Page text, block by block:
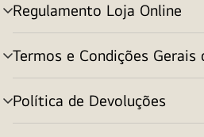
Regulamento Loja Online
alternar
menu
Termos e Condições Gerais
alternar
menu
Política de Devoluções
alternar
menu